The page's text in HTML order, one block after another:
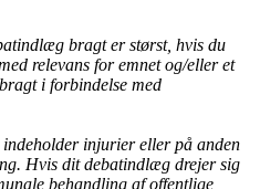
bragt er størst, hvis du
relevans for emnet og/eller et
i forbindelse med
injurier eller på anden
Hvis dit debatindlæg drejer sig
behandling af offentlige